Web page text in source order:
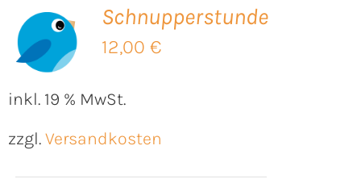
Schnupperstunde
12,00 €
inkl. 19 % MwSt.
zzgl. Versandkosten